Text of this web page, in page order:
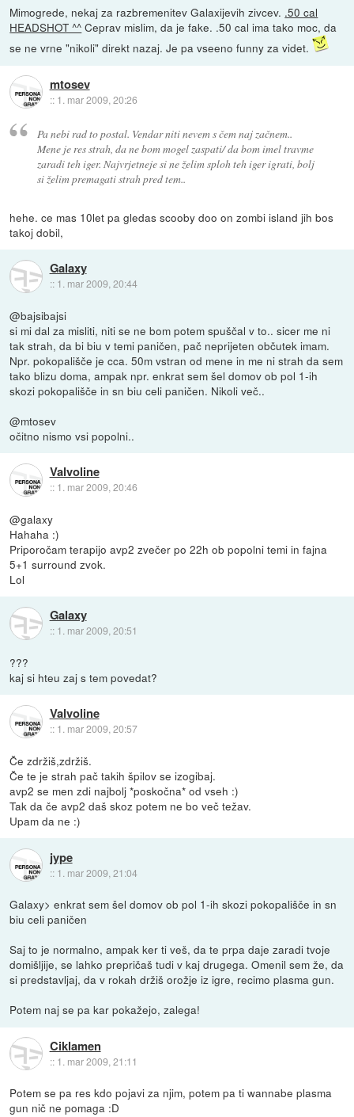
Mimogrede, nekaj za razbremenitev Galaxijevih zivcev. .50 cal
HEADSHOT ^^ Ceprav mislim, da je fake. .50 cal ima tako moc, da
se ne vrne "nikoli" direkt nazaj. Je pa vseeno funny za videt.
mtosev
:: 1. mar 2009, 20:26
Pa nebi rad to postal. Vendar niti nevem s čem naj začnem..
Mene je res strah, da ne bom mogel zaspati/ da bom imel travme
zaradi teh iger. Najvrjetneje si ne želim sploh teh iger igrati, bolj
si želim premagati strah pred tem..
hehe. ce mas 10let pa gledas scooby doo on zombi island jih bos
takoj dobil,
Galaxy
:: 1. mar 2009, 20:44
@bajsibajsi
si mi dal za misliti, niti se ne bom potem spuščal v to.. sicer me ni
tak strah, da bi biu v temi paničen, pač neprijeten občutek imam.
Npr. pokopališče je cca. 50m vstran od mene in me ni strah da sem
tako blizu doma, ampak npr. enkrat sem šel domov ob pol 1-ih
skozi pokopališče in sn biu celi paničen. Nikoli več..
@mtosev
očitno nismo vsi popolni..
Valvoline
:: 1. mar 2009, 20:46
@galaxy
Hahaha :)
Priporočam terapijo avp2 zvečer po 22h ob popolni temi in fajna
5+1 surround zvok.
Lol
Galaxy
:: 1. mar 2009, 20:51
???
kaj si hteu zaj s tem povedat?
Valvoline
:: 1. mar 2009, 20:57
Če zdržiš,zdržiš.
Če te je strah pač takih špilov se izogibaj.
avp2 se men zdi najbolj *poskočna* od vseh :)
Tak da če avp2 daš skoz potem ne bo več težav.
Upam da ne :)
jype
:: 1. mar 2009, 21:04
Galaxy> enkrat sem šel domov ob pol 1-ih skozi pokopališče in sn
biu celi paničen
Saj to je normalno, ampak ker ti veš, da te prpa daje zaradi tvoje
domišljije, se lahko prepričaš tudi v kaj drugega. Omenil sem že, da
si predstavljaj, da v rokah držiš orožje iz igre, recimo plasma gun.
Potem naj se pa kar pokažejo, zalega!
Ciklamen
:: 1. mar 2009, 21:11
Potem se pa res kdo pojavi za njim, potem pa ti wannabe plasma
gun nič ne pomaga :D